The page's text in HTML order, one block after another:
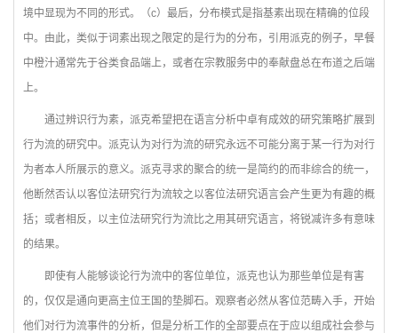
境中显现为不同的形式。（c）最后，分布模式是指基素出现在精确的位段
中。由此，类似于词素出现之限定的是行为的分布，引用派克的例子，早餐
中橙汁通常先于谷类食品端上，或者在宗教服务中的奉献盘总在布道之后端
上。
通过辨识行为素，派克希望把在语言分析中卓有成效的研究策略扩展到
行为流的研究中。派克认为对行为流的研究永远不可能分离于某一行为对行
为者本人所展示的意义。派克寻求的聚合的统一是简约的而非综合的统一，
他断然否认以客位法研究行为流较之以客位法研究语言会产生更为有趣的概
括；或者相反，以主位法研究行为流比之用其研究语言，将锐减许多有意味
的结果。
即使有人能够谈论行为流中的客位单位，派克也认为那些单位是有害
的，仅仅是通向更高主位王国的垫脚石。观察者必然从客位范畴入手，开始
他们对行为流事件的分析，但是分析工作的全部要点在于应以组成社会参与